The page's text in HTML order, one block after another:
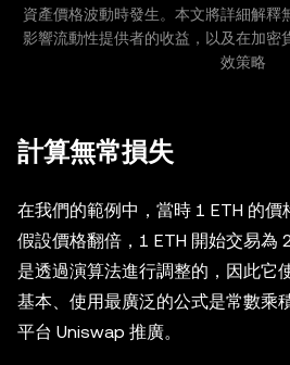
資產價格波動時發生。本文將詳細解釋
影響流動性提供者的收益，以及在加密
效策略
計算無常損失
在我們的範例中，當時 1 ETH 的價
假設價格翻倍，1 ETH 開始交易為
是透過演算法進行調整的，因此它
基本、使用最廣泛的公式是常數乘
平台 Uniswap 推廣。